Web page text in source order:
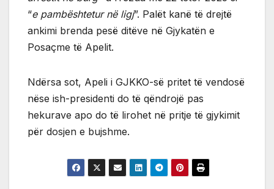
“e pambështetur në ligj”. Palët kanë të drejtë
ankimi brenda pesë ditëve në Gjykatën e
Posaçme të Apelit.
Ndërsa sot, Apeli i GJKKO-së pritet të vendosë
nëse ish-presidenti do të qëndrojë pas
hekurave apo do të lirohet në pritje të gjykimit
për dosjen e bujshme.